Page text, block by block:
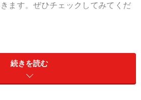
ます。ぜひチェックしてみてくだ
いな進化系プリーツスカー
続きを読む